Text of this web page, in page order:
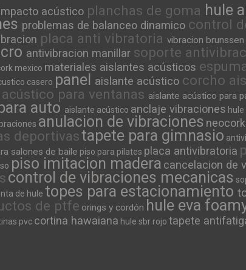
acústico planchas de goma hule
problemas de balanceo dinamico control
placa anti vibratoria vibracion
antivibracion manillar soporte
mexico materiales aislantes acústicos
casero panel aislante acústico corcho
para ventanas aislante acústico para
auto aislante acústico anclaje vibraciones hule
anulacion de vibraciones neocork
deportivastapete para gimnasio
salones de baile piso para pilates placa antivibratoria
piso imitacion madera cancelacion de
control de vibraciones mecanicas
de hule topes para estacionamiento
de ptfe orings y cordón hule eva
pvc cortina hawaiana hule sbr rojo tapete